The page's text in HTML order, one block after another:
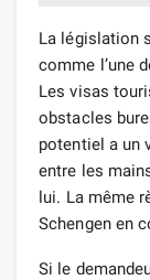
La législation
comme l’une
Les visas
obstacles
potentiel a un
entre les
lui. La même
Schengen en
Si le